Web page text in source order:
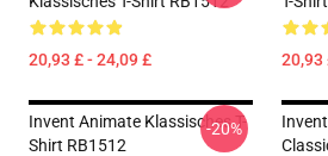
20,93 £ - 24,09 £ 20,93
Invent Animate Klassisches T-
Shirt RB1512
-20%